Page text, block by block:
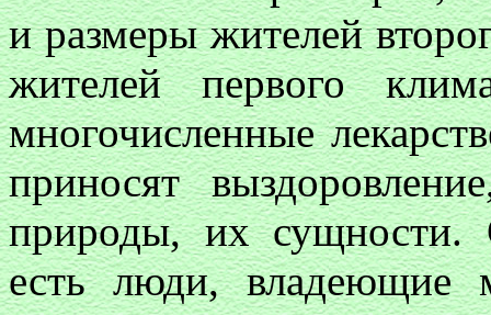
и размеры жителей
жителей первого
многочисленные
приносят
природы, их сущности.
есть люди, владеющие